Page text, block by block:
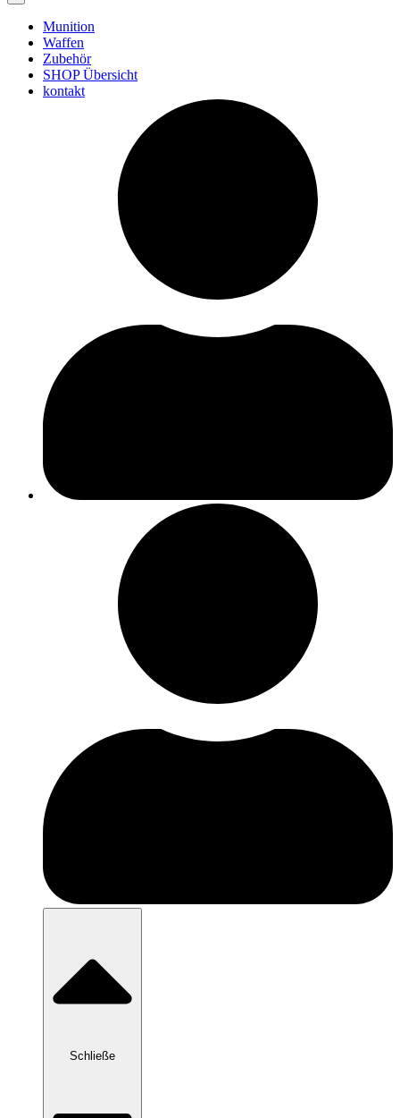
Munition
Waffen
Zubehör
SHOP Übersicht
kontakt
Schließe